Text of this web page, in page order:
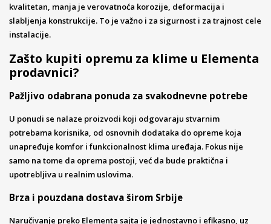
kvalitetan, manja je verovatnoća korozije, deformacija i
slabljenja konstrukcije. To je važno i za sigurnost i za trajnost cele
instalacije.
Zašto kupiti opremu za klime u Elementa
prodavnici?
Pažljivo odabrana ponuda za svakodnevne potrebe
U ponudi se nalaze proizvodi koji odgovaraju stvarnim
potrebama korisnika, od osnovnih dodataka do opreme koja
unapređuje komfor i funkcionalnost klima uređaja. Fokus nije
samo na tome da oprema postoji, već da bude praktična i
upotrebljiva u realnim uslovima.
Brza i pouzdana dostava širom Srbije
Naručivanje preko Elementa sajta je jednostavno i efikasno, uz